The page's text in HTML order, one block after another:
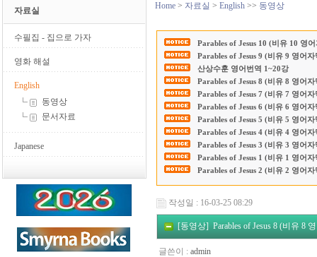
자료실
수필집 - 집으로 가자
영화 해설
English
동영상
문서자료
Japanese
Home > 자료실 > English >> 동영상
Parables of Jesus 10 (비유 10 영
Parables of Jesus 9 (비유 9 영어자
산상수훈 영어번역 1~20강
Parables of Jesus 8 (비유 8 영어자
Parables of Jesus 7 (비유 7 영어자
Parables of Jesus 6 (비유 6 영어자
Parables of Jesus 5 (비유 5 영어자
Parables of Jesus 4 (비유 4 영어자
Parables of Jesus 3 (비유 3 영어자
Parables of Jesus 1 (비유 1 영어자
Parables of Jesus 2 (비유 2 영어자
작성일 : 16-03-25 08:29
[동영상] Parables of Jesus 8 (비유 8
글쓴이 : admin